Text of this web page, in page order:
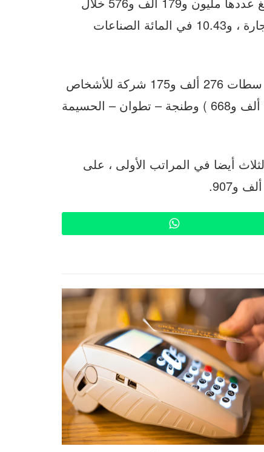
السنة الماضية، 57.31 في المائة منها تهم قطاع التجارة ، و10.43 في المائة الصناعات
وعلى المستوى الجهوي، تحتضن جهة الدار البيضاء- سطات 276 ألف و175 شركة للأشخاص
المعنويين ، قبل جهة الرباط – سلا – القنيطرة (101 ألف و668 ) وطنجة – تطوان – الحسيمة
أيضا في المراتب الأولى ، على